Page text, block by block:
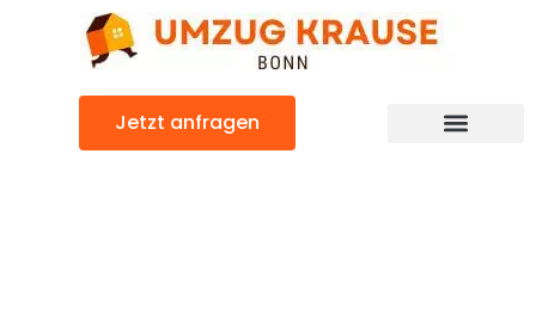
Jetzt anfragen